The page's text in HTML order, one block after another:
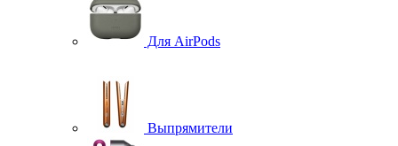
Для AirPods
Выпрямители